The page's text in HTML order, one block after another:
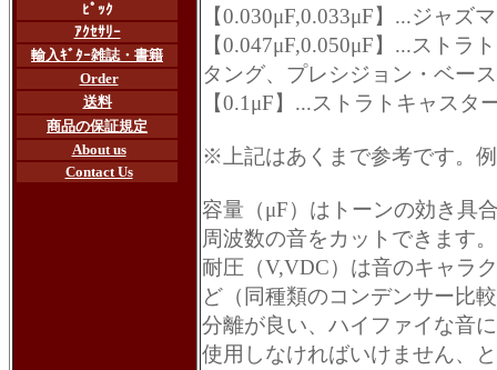
ﾋﾟｯｸ
ｱｸｾｻﾘｰ
輸入ｷﾞﾀｰ雑誌・書籍
Order
送料
商品の保証規定
About us
Contact Us
【0.030μF,0.033μF】...ジャズ
【0.047μF,0.050μF】...スト
タング、プレシジョン・ベー
【0.1μF】...ストラトキャスタ
※上記はあくまで参考です。
容量（μF）はトーンの効き具
周波数の音をカットできます。
耐圧（V,VDC）は音のキャラ
ど（同種類のコンデンサー比
分離が良い、ハイファイな音
使用しなければいけません、